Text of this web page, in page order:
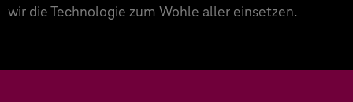
wir die Technologie zum Wohle aller einsetzen.